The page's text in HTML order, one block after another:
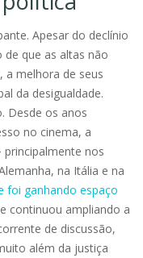
Apesar do declínio
de que as altas não
a melhora de seus
da desigualdade.
Desde os anos
no cinema, a
nos
na Itália e na
foi ganhando espaço
continuou ampliando a
de discussão,
além da justiça